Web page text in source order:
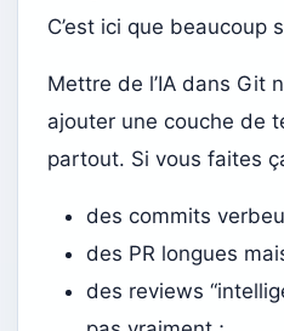
C’est ici que beaucoup
Mettre de l’IA dans Git
ajouter une couche de
partout. Si vous faites
des commits
des PR longues
des reviews